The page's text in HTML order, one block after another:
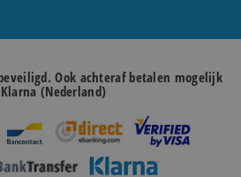
Ook achteraf betalen mogelijk
(Nederland)